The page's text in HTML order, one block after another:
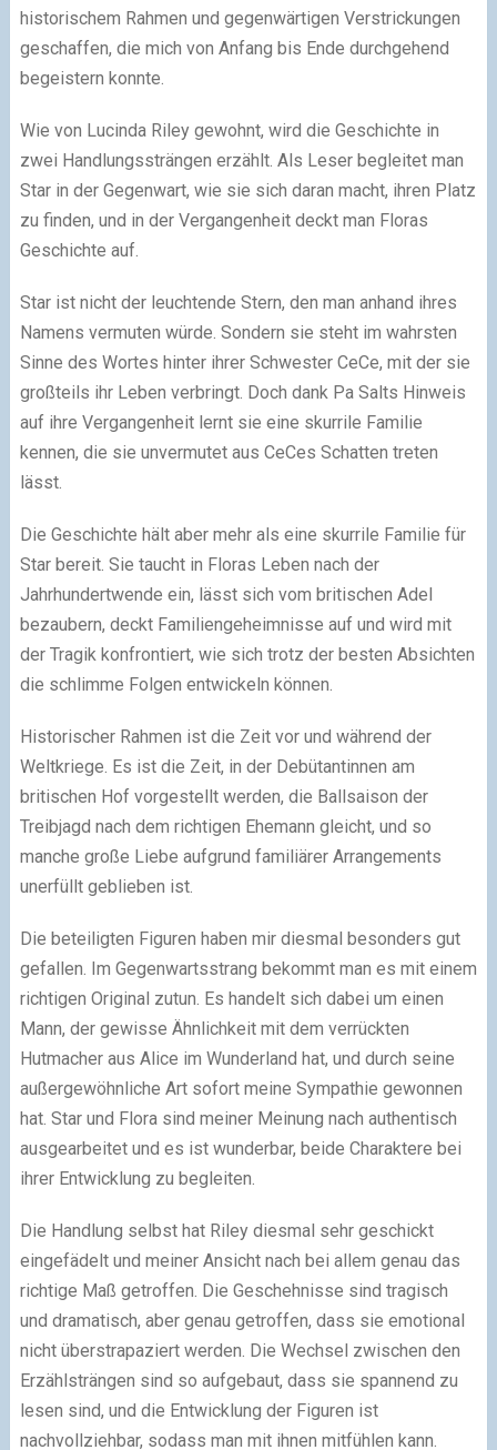
historischem Rahmen und gegenwärtigen Verstrickungen
geschaffen, die mich von Anfang bis Ende durchgehend
begeistern konnte.
Wie von Lucinda Riley gewohnt, wird die Geschichte in
zwei Handlungssträngen erzählt. Als Leser begleitet man
Star in der Gegenwart, wie sie sich daran macht, ihren Platz
zu finden, und in der Vergangenheit deckt man Floras
Geschichte auf.
Star ist nicht der leuchtende Stern, den man anhand ihres
Namens vermuten würde. Sondern sie steht im wahrsten
Sinne des Wortes hinter ihrer Schwester CeCe, mit der sie
großteils ihr Leben verbringt. Doch dank Pa Salts Hinweis
auf ihre Vergangenheit lernt sie eine skurrile Familie
kennen, die sie unvermutet aus CeCes Schatten treten
lässt.
Die Geschichte hält aber mehr als eine skurrile Familie für
Star bereit. Sie taucht in Floras Leben nach der
Jahrhundertwende ein, lässt sich vom britischen Adel
bezaubern, deckt Familiengeheimnisse auf und wird mit
der Tragik konfrontiert, wie sich trotz der besten Absichten
die schlimme Folgen entwickeln können.
Historischer Rahmen ist die Zeit vor und während der
Weltkriege. Es ist die Zeit, in der Debütantinnen am
britischen Hof vorgestellt werden, die Ballsaison der
Treibjagd nach dem richtigen Ehemann gleicht, und so
manche große Liebe aufgrund familiärer Arrangements
unerfüllt geblieben ist.
Die beteiligten Figuren haben mir diesmal besonders gut
gefallen. Im Gegenwartsstrang bekommt man es mit einem
richtigen Original zutun. Es handelt sich dabei um einen
Mann, der gewisse Ähnlichkeit mit dem verrückten
Hutmacher aus Alice im Wunderland hat, und durch seine
außergewöhnliche Art sofort meine Sympathie gewonnen
hat. Star und Flora sind meiner Meinung nach authentisch
ausgearbeitet und es ist wunderbar, beide Charaktere bei
ihrer Entwicklung zu begleiten.
Die Handlung selbst hat Riley diesmal sehr geschickt
eingefädelt und meiner Ansicht nach bei allem genau das
richtige Maß getroffen. Die Geschehnisse sind tragisch
und dramatisch, aber genau getroffen, dass sie emotional
nicht überstrapaziert werden. Die Wechsel zwischen den
Erzählsträngen sind so aufgebaut, dass sie spannend zu
lesen sind, und die Entwicklung der Figuren ist
nachvollziehbar, sodass man mit ihnen mitfühlen kann.